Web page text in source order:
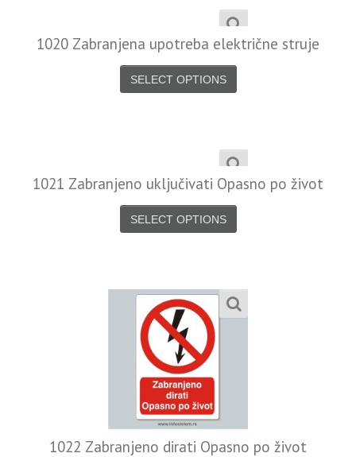
1020 Zabranjena upotreba električne struje
SELECT OPTIONS
1021 Zabranjeno uključivati Opasno po život
SELECT OPTIONS
1022 Zabranjeno dirati Opasno po život